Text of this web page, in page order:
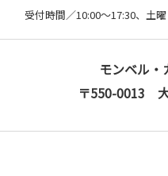
受付時間／10:00～17:30、土
モンベル・
〒550-0013